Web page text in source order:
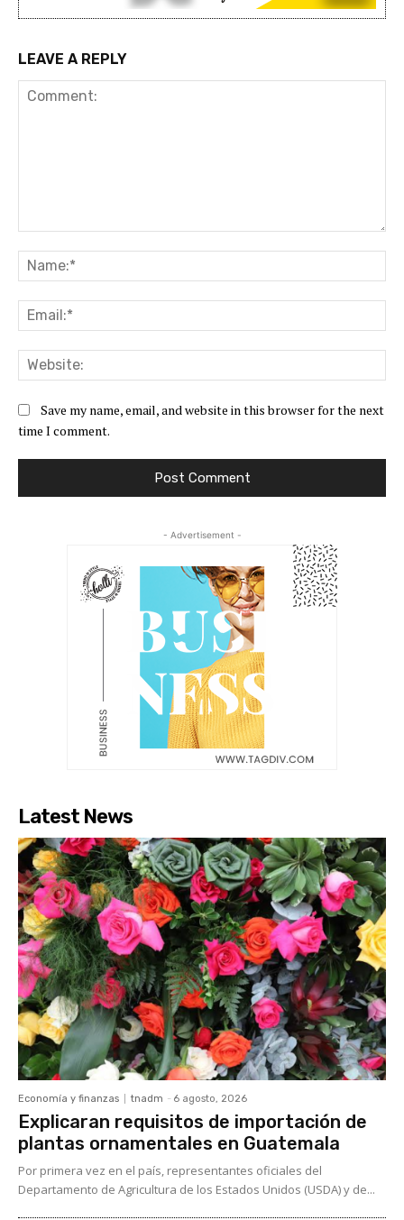
LEAVE A REPLY
Save my name, email, and website in this browser for the next
time I comment.
- Advertisement -
Latest News
Economía y finanzas tnadm - 6 agosto, 2026
Explicaran requisitos de importación de
plantas ornamentales en Guatemala
Por primera vez en el país, representantes oficiales del
Departamento de Agricultura de los Estados Unidos (USDA) y de...